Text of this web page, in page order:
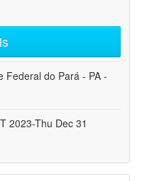
Federal do Pará - PA -
2023-Thu Dec 31